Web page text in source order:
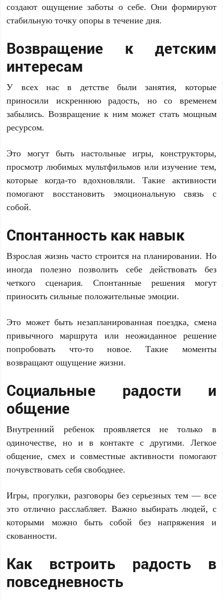
создают ощущение заботы о себе. Они формируют
стабильную точку опоры в течение дня.
Возвращение к детским
интересам
У всех нас в детстве были занятия, которые
приносили искреннюю радость, но со временем
забылись. Возвращение к ним может стать мощным
ресурсом.
Это могут быть настольные игры, конструкторы,
просмотр любимых мультфильмов или изучение тем,
которые когда-то вдохновляли. Такие активности
помогают восстановить эмоциональную связь с
собой.
Спонтанность как навык
Взрослая жизнь часто строится на планировании. Но
иногда полезно позволить себе действовать без
четкого сценария. Спонтанные решения могут
приносить сильные положительные эмоции.
Это может быть незапланированная поездка, смена
привычного маршрута или неожиданное решение
попробовать что-то новое. Такие моменты
возвращают ощущение жизни.
Социальные радости и
общение
Внутренний ребенок проявляется не только в
одиночестве, но и в контакте с другими. Легкое
общение, смех и совместные активности помогают
почувствовать себя свободнее.
Игры, прогулки, разговоры без серьезных тем — все
это отлично расслабляет. Важно выбирать людей, с
которыми можно быть собой без напряжения и
скованности.
Как встроить радость в
повседневность